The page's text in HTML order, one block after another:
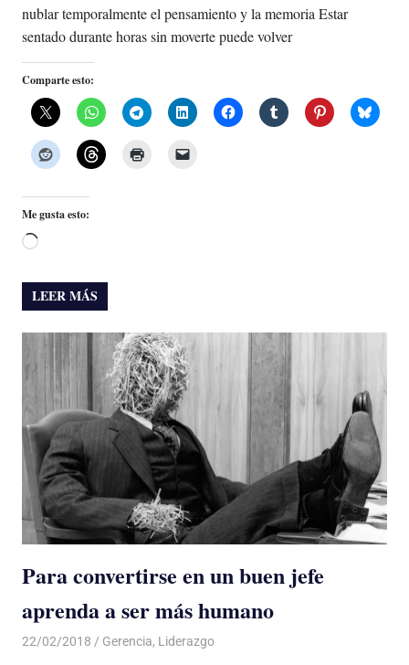
nublar temporalmente el pensamiento y la memoria Estar
sentado durante horas sin moverte puede volver
Comparte esto:
Me gusta esto:
Cargando...
LEER MÁS
Para convertirse en un buen jefe
aprenda a ser más humano
22/02/2018 De todo un Poco
Gerencia, Liderazgo